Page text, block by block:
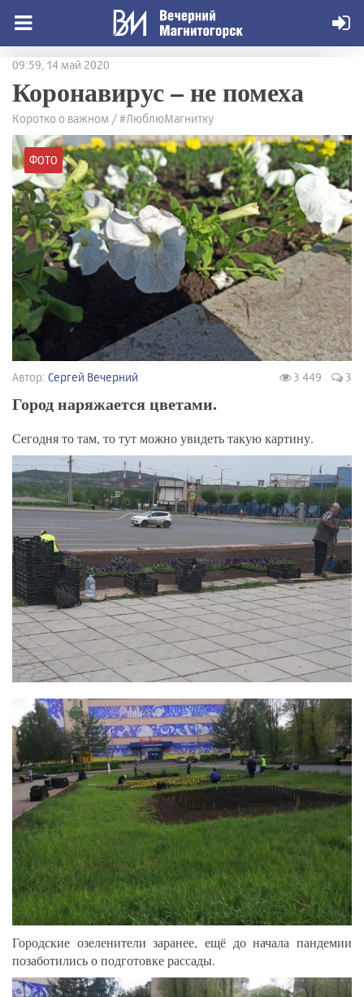
09:59, 14 май 2020
Коронавирус – не помеха
Коротко о важном / #ЛюблюМагнитку
ФОТО
Автор: Сергей Вечерний 3 449 3
Город наряжается цветами.
Сегодня то там, то тут можно увидеть такую картину.
Городские озеленители заранее, ещё до начала пандемии
позаботились о подготовке рассады.